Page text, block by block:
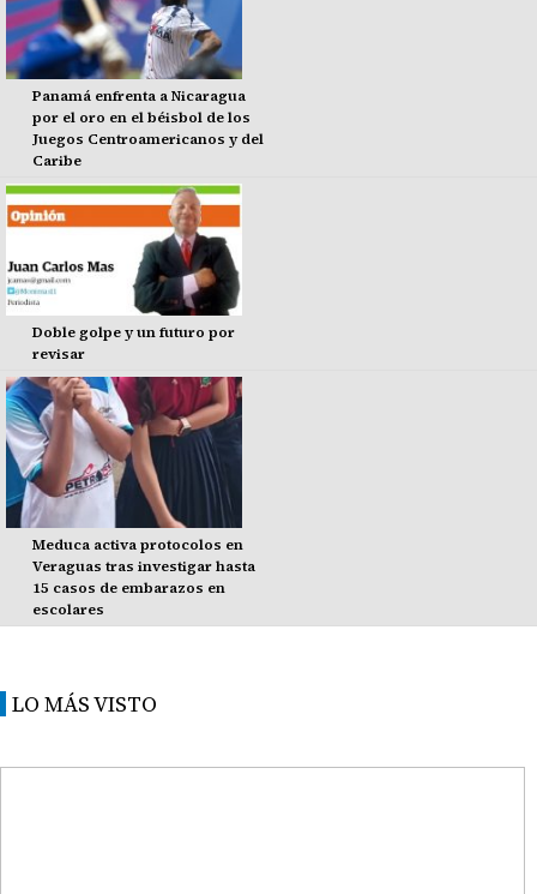
Panamá enfrenta a Nicaragua
por el oro en el béisbol de los
Juegos Centroamericanos y del
Caribe
Doble golpe y un futuro por
revisar
Meduca activa protocolos en
Veraguas tras investigar hasta
15 casos de embarazos en
escolares
LO MÁS VISTO